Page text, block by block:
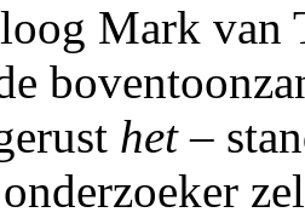
Mark van
het–